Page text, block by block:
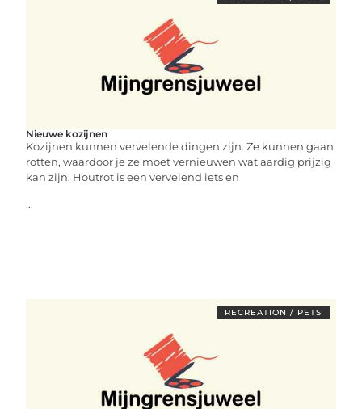
Nieuwe kozijnen
Kozijnen kunnen vervelende dingen zijn. Ze kunnen gaan
rotten, waardoor je ze moet vernieuwen wat aardig prijzig
kan zijn. Houtrot is een vervelend iets en
...
RECREATION / PETS